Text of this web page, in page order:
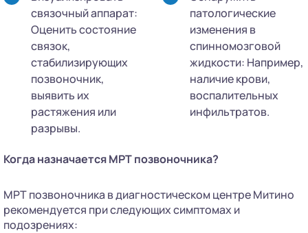
связочный аппарат:
Оценить состояние
связок,
стабилизирующих
позвоночник,
выявить их
растяжения или
разрывы.
патологические
изменения в
спинномозговой
жидкости: Например,
наличие крови,
воспалительных
инфильтратов.
Когда назначается МРТ позвоночника?
МРТ позвоночника в диагностическом центре Митино
рекомендуется при следующих симптомах и
подозрениях: